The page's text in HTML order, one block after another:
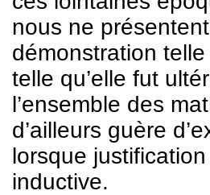
nous ne
démonstration telle
telle qu’elle fut
l’ensemble des
d’ailleurs guère
lorsque
inductive.